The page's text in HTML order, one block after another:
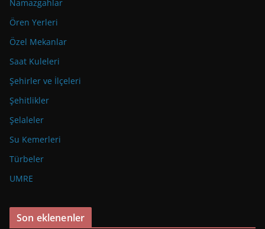
Namazgahlar
Ören Yerleri
Özel Mekanlar
Saat Kuleleri
Şehirler ve İlçeleri
Şehitlikler
Şelaleler
Su Kemerleri
Türbeler
UMRE
Son eklenenler